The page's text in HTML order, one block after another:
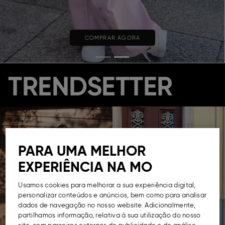
COMPRAR AGORA
TRENDSETTER
PARA UMA MELHOR
EXPERIÊNCIA NA MO
Usamos cookies para melhorar a sua experiência digital,
personalizar conteúdos e anúncios, bem como para analisar
dados de navegação no nosso website. Adicionalmente,
partilhamos informação, relativa à sua utilização do nosso